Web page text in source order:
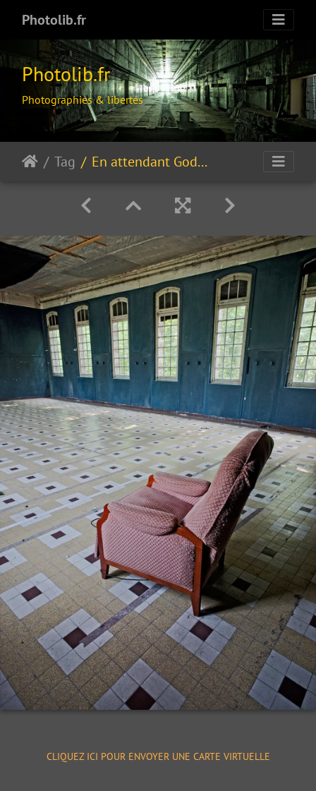
Photolib.fr
Photolib.fr
Photographies & libertés
Tag En attendant Godot…
CLIQUEZ ICI POUR ENVOYER UNE CARTE VIRTUELLE